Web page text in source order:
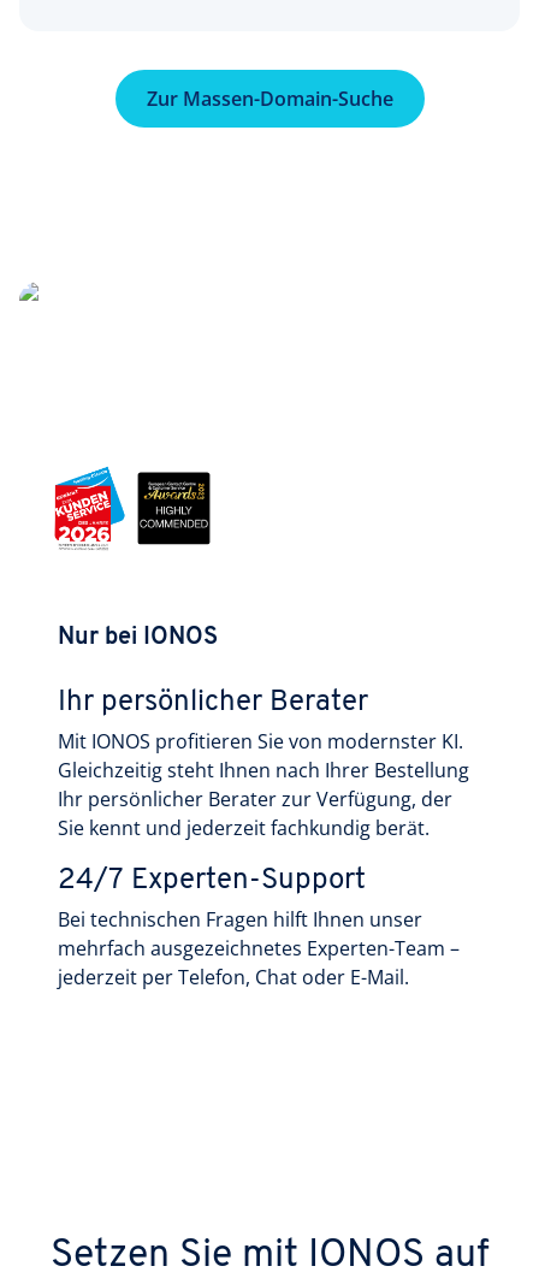
Zur Massen-Domain-Suche
Nur bei IONOS
Ihr persönlicher Berater
Mit IONOS profitieren Sie von modernster KI.
Gleichzeitig steht Ihnen nach Ihrer Bestellung
Ihr persönlicher Berater zur Verfügung, der
Sie kennt und jederzeit fachkundig berät.
24/7 Experten-Support
Bei technischen Fragen hilft Ihnen unser
mehrfach ausgezeichnetes Experten-Team –
jederzeit per Telefon, Chat oder E-Mail.
Setzen Sie mit IONOS auf